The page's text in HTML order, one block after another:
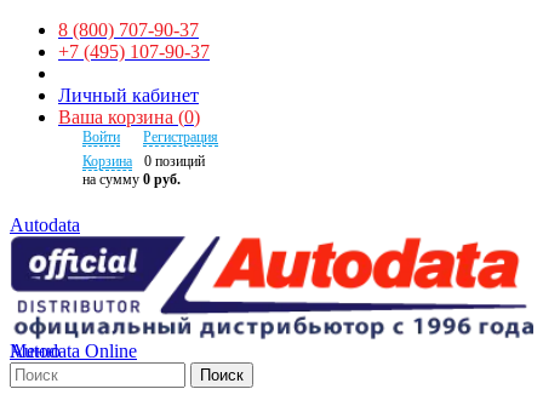
8 (800) 707-90-37
+7 (495) 107-90-37
Личный кабинет
Ваша корзина (0)
Войти
Регистрация
Корзина
0 позиций
на сумму 0 руб.
Autodata
Autodata Online
Меню
Поиск